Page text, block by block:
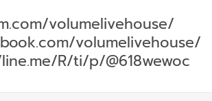
volumelivehouse/
volumelivehouse/
R/ti/p/@618wewoc